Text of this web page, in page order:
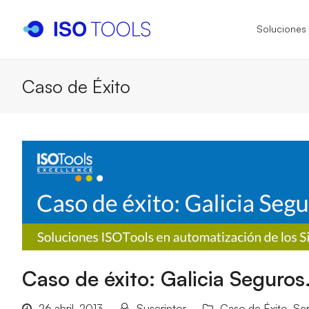
Soluciones
Caso de Éxito
Caso de éxito: Galicia